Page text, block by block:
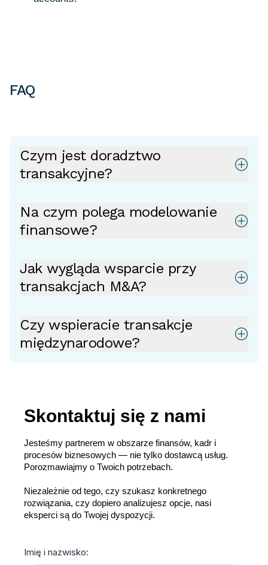
FAQ
Czym jest doradztwo
transakcyjne?
Na czym polega modelowanie
finansowe?
Jak wygląda wsparcie przy
transakcjach M&A?
Czy wspieracie transakcje
międzynarodowe?
Skontaktuj się z nami
Jesteśmy partnerem w obszarze finansów, kadr i
procesów biznesowych — nie tylko dostawcą usług.
Porozmawiajmy o Twoich potrzebach.
Niezależnie od tego, czy szukasz konkretnego
rozwiązania, czy dopiero analizujesz opcje, nasi
eksperci są do Twojej dyspozycji.
Imię i nazwisko: